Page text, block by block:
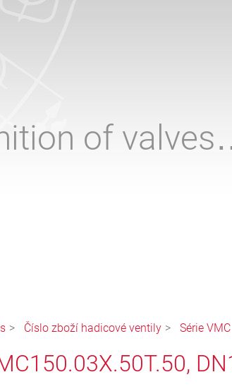
of
Číslo zboží hadicové ventily Série VMC